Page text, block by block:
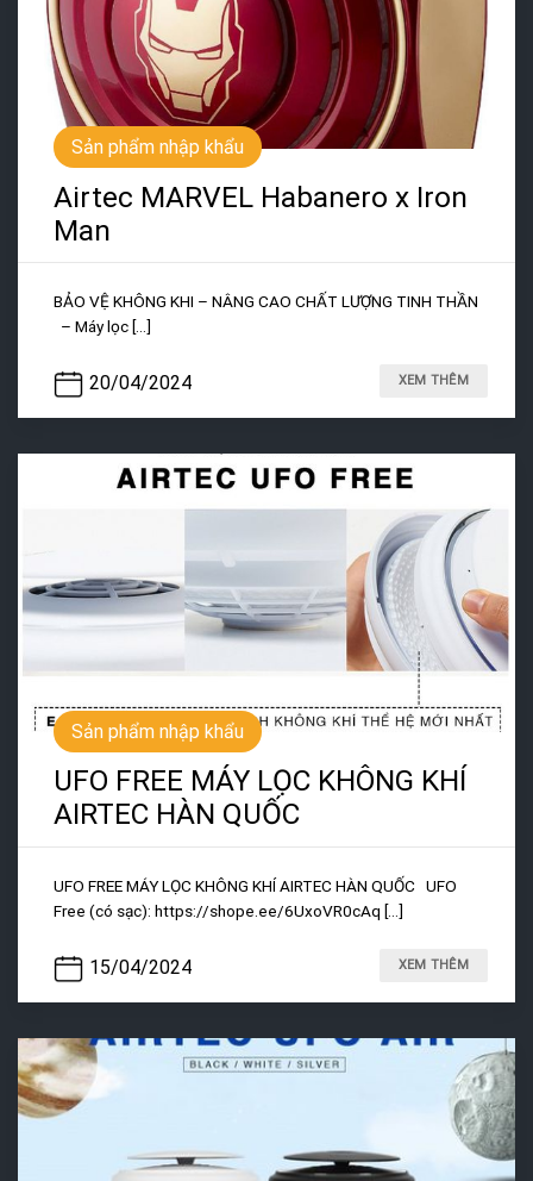
Sản phẩm nhập khẩu
Airtec MARVEL Habanero x Iron
Man
20/04/2024
BẢO VỆ KHÔNG KHI – NÂNG CAO CHẤT LƯỢNG TINH THẦN
– Máy lọc [...]
XEM THÊM
Sản phẩm nhập khẩu
UFO FREE MÁY LỌC KHÔNG KHÍ
AIRTEC HÀN QUỐC
15/04/2024
UFO FREE MÁY LỌC KHÔNG KHÍ AIRTEC HÀN QUỐC UFO
Free (có sạc): https://shope.ee/6UxoVR0cAq [...]
XEM THÊM